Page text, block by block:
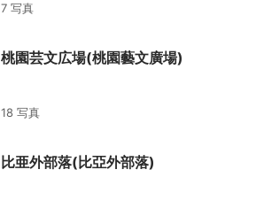
7 写真
桃園芸文広場(桃園藝文廣場)
18 写真
比亜外部落(比亞外部落)